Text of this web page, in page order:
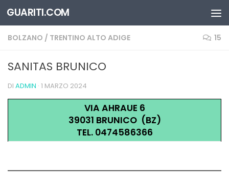
Salta al contenuto
GUARITI.COM
BOLZANO / TRENTINO ALTO ADIGE 15
SANITAS BRUNICO
DI ADMIN · 1 MARZO 2024
VIA AHRAUE 6
39031 BRUNICO (BZ)
TEL. 0474586366